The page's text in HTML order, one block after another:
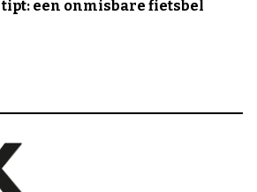
tipt: een onmisbare fietsbel